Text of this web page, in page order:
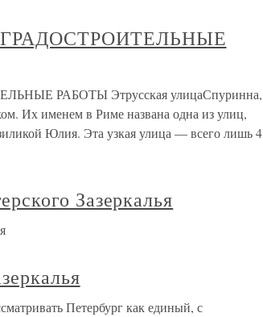
РАБОТЫ Этрусская улицаСпуринна,
Их именем в Риме названа одна из улиц,
Юлия. Эта узкая улица — всего лишь 4
Зазеркалья
Петербург как единый, с